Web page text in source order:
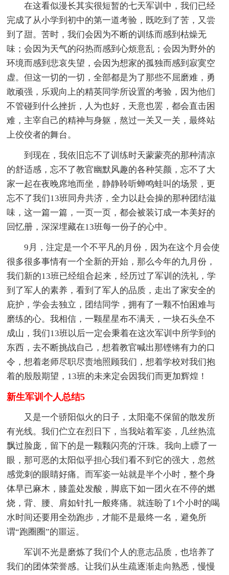
在这看似漫长其实很短暂的七天军训中，我们已经
完成了从小学到初中的第一道考验，既吃到了苦，又尝
到了甜。苦时，我们会因为不断的训练而感到枯燥无
味；会因为天气的闷热而感到心烦意乱；会因为野外的
环境而感到悲哀失望，会因为想家的孤独而感到寂寞空
虚。但这一切的一切，全部都是为了那些不屈磨难，勇
敢顽强，乐观向上的精英同学所设置的考验，因为他们
不管碰到什么挫折，人为也好，天意也罢，都会直击困
难，主宰自己的精神与身躯，熬过一关又一关，最终站
上佼佼者的舞台。
到现在，我依旧忘不了训练时天蒙蒙亮的那种清凉
的舒适感，忘不了教官幽默风趣的各种笑颜，忘不了大
家一起在夜晚席地而坐，静静聆听蝉鸣蛙叫的场景，更
忘不了我们13班同舟共济，全力以赴会操的那种团结滋
味，这一篇一篇，一页一页，都会被装订成一本美好的
回忆册，深深埋藏在13班每一份子的心中。
9月，注定是一个不平凡的月份，因为在这个月会使
很多很多事情有一个全新的开始，那么今年的九月份，
我们新的13班已经组合起来，经历过了军训的洗礼，学
到了军人的素养，看到了军人的品质，走出了家安全的
庇护，学会去独立，团结同学，拥有了一颗不怕困难与
磨练的心。我相信，一颗星星布不满天，一块石头垒不
成山，我们13班以后一定会秉着在这次军训中所学到的
东西，去不断挑战自己，想着教官喊出那铿锵有力的口
令，想着老师尽职尽责地照顾我们，想着学校对我们抱
着的殷殷期望，13班的未来定会因我们而更加辉煌！
新生军训个人总结5
又是一个骄阳似火的日子，太阳毫不保留的散发所
有光线。我们伫立在烈日下，当我站着军姿，几丝热流
飘过脸庞，留下的是一颗颗闪亮的'汗珠。我向上瞟了一
眼，那可恶的太阳似乎担心我们看不到它的强大，忽然
感觉刺的眼睛好痛。而军姿一站就是半个小时，整个身
体早已麻木，膝盖处发酸，脚底下如一团火在不停的燃
烧，背、腰、肩如针扎一般疼痛。就连盼了1个小时的喝
水时间还要用全劲跑步，才能不是最终一名，避免所
谓“跑圈圈”的噩运。
军训不光是磨炼了我们个人的意志品质，也培养了
我们的团体荣誉感。让我们从生疏逐渐走向熟悉，慢慢